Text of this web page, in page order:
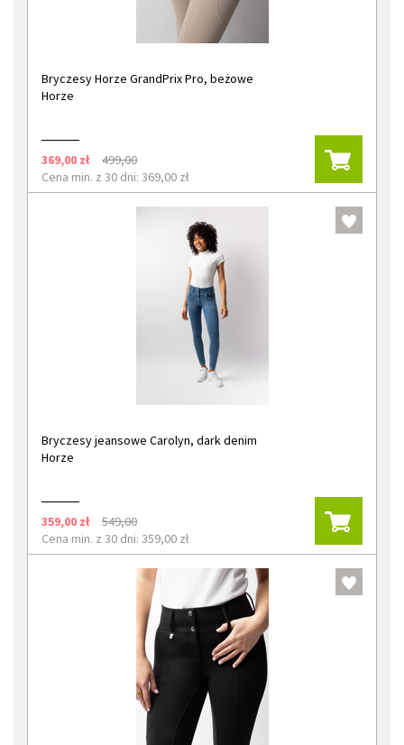
Bryczesy Horze GrandPrix Pro, beżowe
Horze
369,00 zł
499,00
Cena min. z 30 dni: 369,00 zł
Bryczesy jeansowe Carolyn, dark denim
Horze
359,00 zł
549,00
Cena min. z 30 dni: 359,00 zł